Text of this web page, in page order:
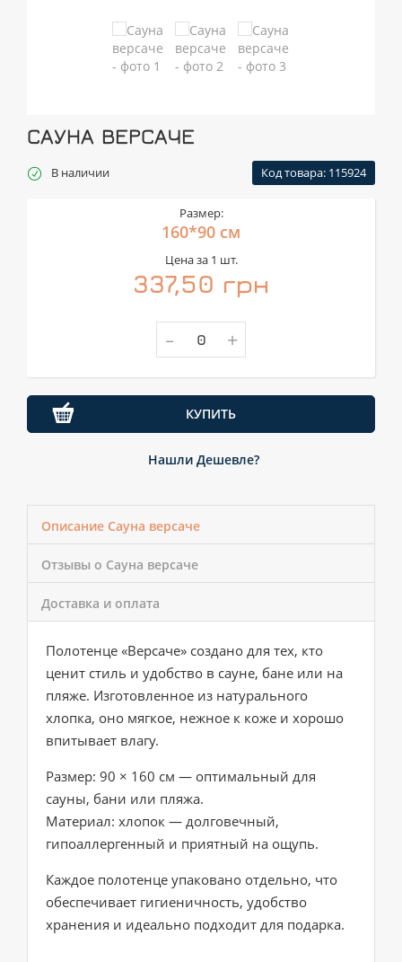
САУНА ВЕРСАЧЕ
В наличии Код товара: 115924
Размер:
160*90 см
Цена за 1 шт.
337,50 грн
- +
КУПИТЬ
Нашли Дешевле?
Описание Сауна версаче
Отзывы о Сауна версаче
Доставка и оплата
Полотенце «Версаче» создано для тех, кто
ценит стиль и удобство в сауне, бане или на
пляже. Изготовленное из натурального
хлопка, оно мягкое, нежное к коже и хорошо
впитывает влагу.
Размер: 90 × 160 см — оптимальный для
сауны, бани или пляжа.
Материал: хлопок — долговечный,
гипоаллергенный и приятный на ощупь.
Каждое полотенце упаковано отдельно, что
обеспечивает гигиеничность, удобство
хранения и идеально подходит для подарка.